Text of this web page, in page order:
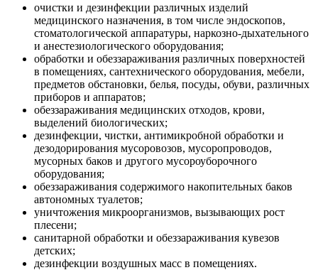
очистки и дезинфекции различных изделий
медицинского назначения, в том числе эндоскопов,
стоматологической аппаратуры, наркозно-дыхательного
и анестезиологического оборудования;
обработки и обеззараживания различных поверхностей
в помещениях, сантехнического оборудования, мебели,
предметов обстановки, белья, посуды, обуви, различных
приборов и аппаратов;
обеззараживания медицинских отходов, крови,
выделений биологических;
дезинфекции, чистки, антимикробной обработки и
дезодорирования мусоровозов, мусоропроводов,
мусорных баков и другого мусороуборочного
оборудования;
обеззараживания содержимого накопительных баков
автономных туалетов;
уничтожения микроорганизмов, вызывающих рост
плесени;
санитарной обработки и обеззараживания кувезов
детских;
дезинфекции воздушных масс в помещениях.